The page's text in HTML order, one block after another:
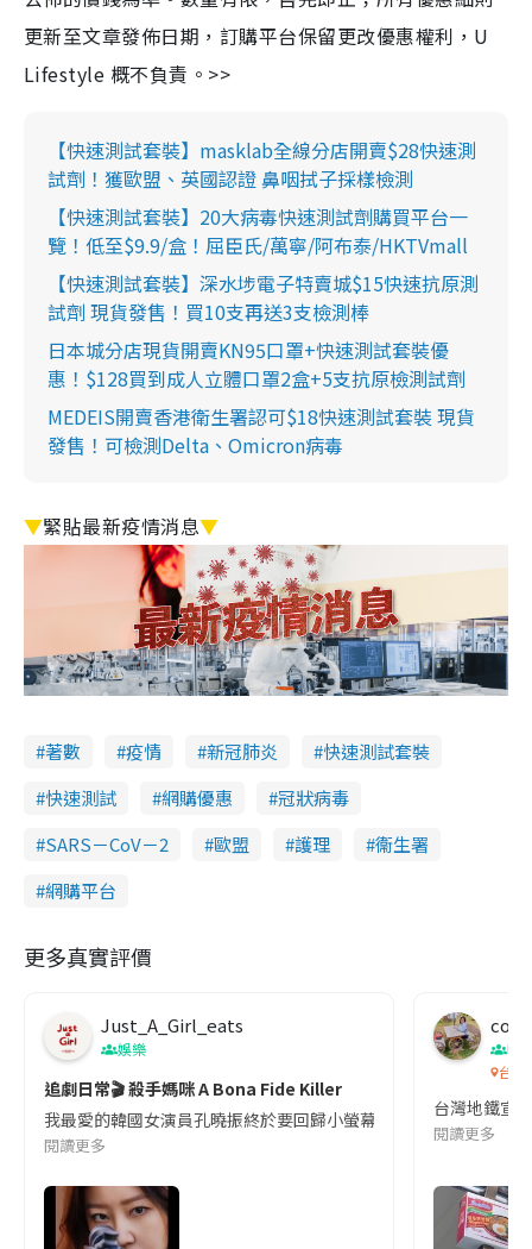
更新至文章發佈日期，訂購平台保留更改優惠權利，U
Lifestyle 概不負責。>>
【快速測試套裝】masklab全線分店開賣$28快速測
試劑！獲歐盟、英國認證 鼻咽拭子採樣檢測
【快速測試套裝】20大病毒快速測試劑購買平台一
覽！低至$9.9/盒！屈臣氏/萬寧/阿布泰/HKTVmall
【快速測試套裝】深水埗電子特賣城$15快速抗原測
試劑 現貨發售！買10支再送3支檢測棒
日本城分店現貨開賣KN95口罩+快速測試套裝優
惠！$128買到成人立體口罩2盒+5支抗原檢測試劑
MEDEIS開賣香港衛生署認可$18快速測試套裝 現貨
發售！可檢測Delta、Omicron病毒
▼緊貼最新疫情消息▼
著數 疫情 新冠肺炎
快速測試套裝
快速測試
網購優惠
冠狀病毒
SARS－CoV－2
歐盟 護理
衞生署
網購平台
更多真實評價
Just_A_Girl_eats
娛樂
追劇日常🎬 殺手媽咪 A Bona Fide Killer
我最愛的韓國女演員孔曉振終於要回歸小螢幕啦!這次的劇本改編
閱讀更多
co
吹
台灣
台灣地鐵宣
閱讀更多